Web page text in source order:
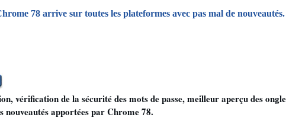
78 arrive sur toutes les plateformes avec pas mal de nouveautés.
vérification de la sécurité des mots de passe, meilleur aperçu des
nouveautés apportées par Chrome 78.